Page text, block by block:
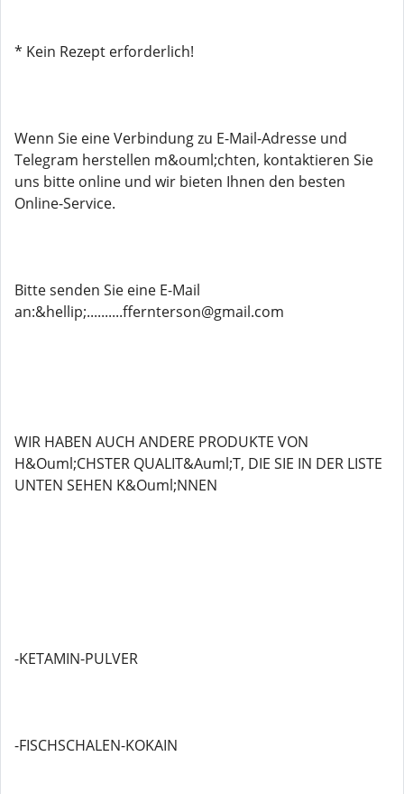
* Kein Rezept erforderlich!
Wenn Sie eine Verbindung zu E-Mail-Adresse und
Telegram herstellen m&ouml;chten, kontaktieren Sie
uns bitte online und wir bieten Ihnen den besten
Online-Service.
Bitte senden Sie eine E-Mail
an:&hellip;..........ffernterson@gmail.com
WIR HABEN AUCH ANDERE PRODUKTE VON
H&Ouml;CHSTER QUALIT&Auml;T, DIE SIE IN DER LISTE
UNTEN SEHEN K&Ouml;NNEN
-KETAMIN-PULVER
-FISCHSCHALEN-KOKAIN